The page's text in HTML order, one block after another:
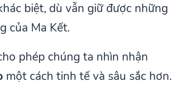
biệt, dù vẫn giữ được những
của Ma Kết.
phép chúng ta nhìn nhận
một cách tinh tế và sâu sắc hơn.